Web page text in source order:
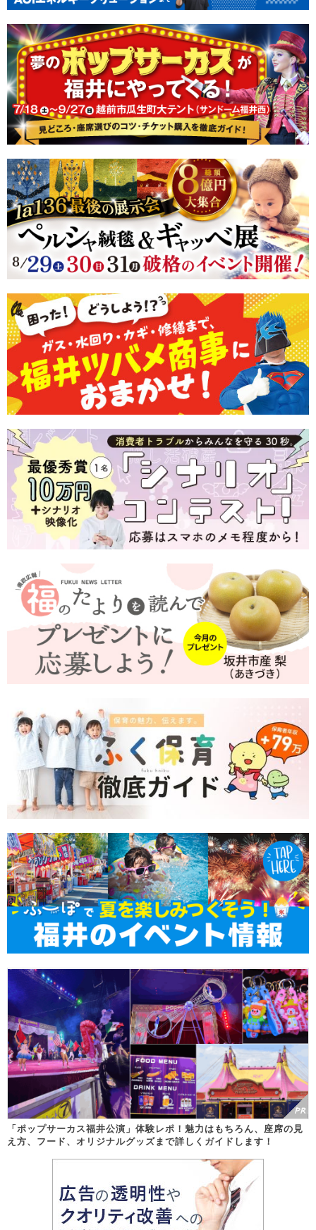
「ポップサーカス福井公演」体験レポ！魅力はもちろん、座席の見
え方、フード、オリジナルグッズまで詳しくガイドします！